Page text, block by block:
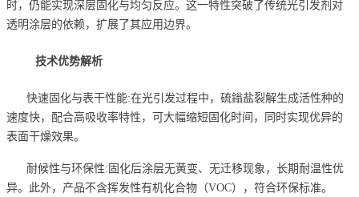
时，仍能实现深层固化与均匀反应。这一特性突破了传统光引发剂对
透明涂层的依赖，扩展了其应用边界。
技术优势解析
快速固化与表干性能:在光引发过程中，硫鎓盐裂解生成活性种的
速度快，配合高吸收率特性，可大幅缩短固化时间，同时实现优异的
表面干燥效果。
耐候性与环保性:固化后涂层无黄变、无迁移现象，长期耐温性优
异。此外，产品不含挥发性有机化合物（VOC），符合环保标准。